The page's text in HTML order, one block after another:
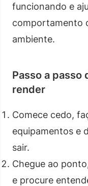
funcionando e
comportamento
ambiente.
Passo a passo
render
Comece cedo,
equipamentos e
sair.
Chegue ao
e procure